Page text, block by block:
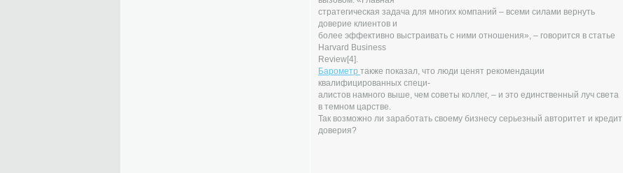
стратегическая задача для многих компаний – всеми силами вернуть
доверие клиентов и
более эффективно выстраивать с ними отношения», – говорится в статье
Harvard Business
Review[4].
Барометр также показал, что люди ценят рекомендации
квалифицированных специ-
алистов намного выше, чем советы коллег, – и это единственный луч света
в темном царстве.
Так возможно ли заработать своему бизнесу серьезный авторитет и кредит
доверия?